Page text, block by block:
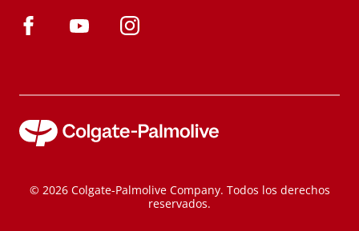
© 2026 Colgate-Palmolive Company. Todos los derechos
reservados.